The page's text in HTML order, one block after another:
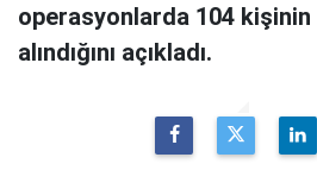
operasyonlarda 104 kişinin
alındığını açıkladı.